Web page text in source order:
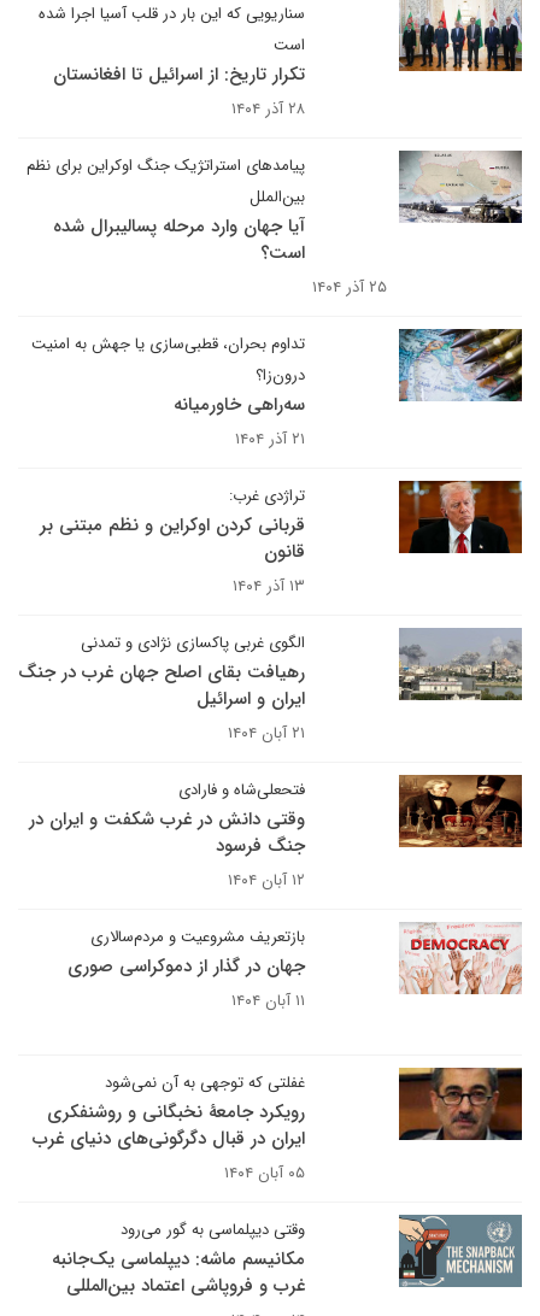
سناریویی که این بار در قلب آسیا اجرا شده
است
تکرار تاریخ: از اسرائیل تا افغانستان
۲۸ آذر ۱۴۰۴
پیامدهای استراتژیک جنگ اوکراین برای نظم
بین‌الملل
آیا جهان وارد مرحله پسالیبرال شده
است؟
۲۵ آذر ۱۴۰۴
تداوم بحران، قطبی‌سازی یا جهش به امنیت
درون‌زا؟
سه‌راهی خاورمیانه
۲۱ آذر ۱۴۰۴
تراژدی غرب:
قربانی کردن اوکراین و نظم مبتنی بر
قانون
۱۳ آذر ۱۴۰۴
الگوی غربی پاکسازی نژادی و تمدنی
رهیافت بقای اصلح جهان غرب در جنگ
ایران و اسرائیل
۲۱ آبان ۱۴۰۴
فتحعلی‌شاه و فارادی
وقتی دانش در غرب شکفت و ایران در
جنگ فرسود
۱۲ آبان ۱۴۰۴
بازتعریف مشروعیت و مردم‌سالاری
جهان در گذار از دموکراسی صوری
۱۱ آبان ۱۴۰۴
غفلتی که توجهی به آن نمی‌شود
رویکرد جامعۀ نخبگانی و روشنفکری
ایران در قبال دگرگونی‌های دنیای غرب
۰۵ آبان ۱۴۰۴
وقتی دیپلماسی به گور می‌رود
مکانیسم ماشه: دیپلماسی یک‌جانبه
غرب و فروپاشی اعتماد بین‌المللی